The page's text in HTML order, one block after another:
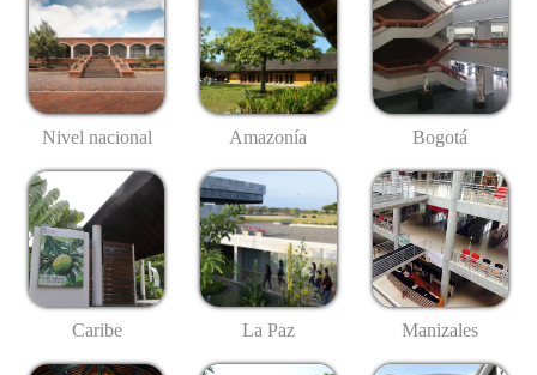
Nivel nacional Amazonía Bogotá
Caribe La Paz Manizales